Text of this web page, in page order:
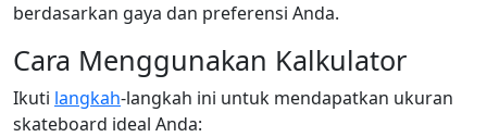
berdasarkan gaya dan preferensi Anda.
Cara Menggunakan Kalkulator
Ikuti langkah-langkah ini untuk mendapatkan ukuran
skateboard ideal Anda: